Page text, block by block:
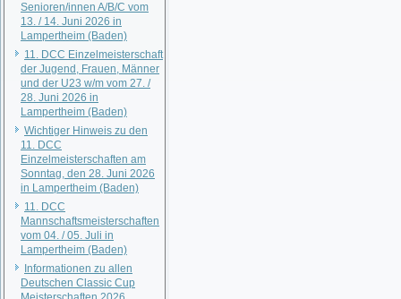
Senioren/innen A/B/C vom
13. / 14. Juni 2026 in
Lampertheim (Baden)
11. DCC Einzelmeisterschaft
der Jugend, Frauen, Männer
und der U23 w/m vom 27. /
28. Juni 2026 in
Lampertheim (Baden)
Wichtiger Hinweis zu den
11. DCC
Einzelmeisterschaften am
Sonntag, den 28. Juni 2026
in Lampertheim (Baden)
11. DCC
Mannschaftsmeisterschaften
vom 04. / 05. Juli in
Lampertheim (Baden)
Informationen zu allen
Deutschen Classic Cup